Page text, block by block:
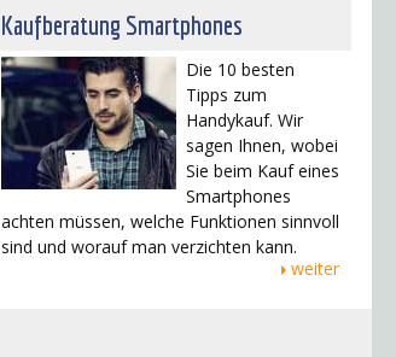
Kaufberatung Smartphones
Die 10 besten
Tipps zum
Handykauf. Wir
sagen Ihnen, wobei
Sie beim Kauf eines
Smartphones
achten müssen, welche Funktionen sinnvoll
sind und worauf man verzichten kann.
weiter